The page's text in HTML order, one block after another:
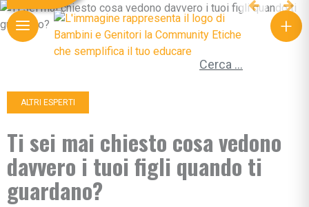
+
Ricerca per:
ALTRI ESPERTI
Ti sei mai chiesto cosa vedono
davvero i tuoi figli quando ti
guardano?